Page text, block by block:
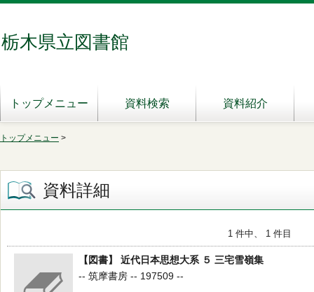
栃木県立図書館
トップメニュー 資料検索 資料紹介
トップメニュー >
資料詳細
1 件中、 1 件目
【図書】 近代日本思想大系 ５ 三宅雪嶺集
-- 筑摩書房 -- 197509 --